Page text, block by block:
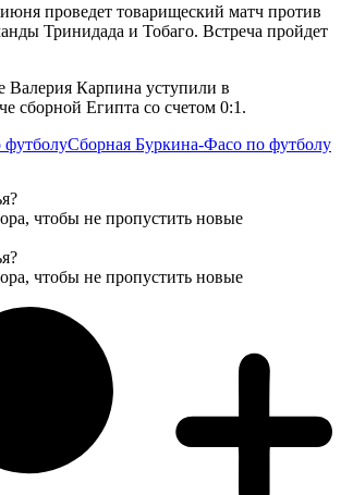
проведет товарищеский матч против
Тринидада и Тобаго. Встреча пройдет
Валерия Карпина уступили в
сборной Египта со счетом 0:1.
футболуСборная Буркина-Фасо по футболу
чтобы не пропустить новые
чтобы не пропустить новые